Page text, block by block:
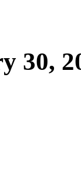
30,